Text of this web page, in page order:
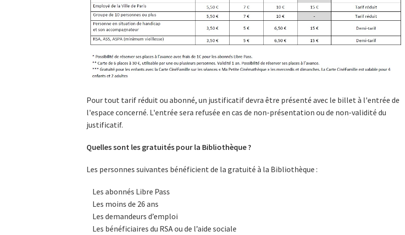
Pour tout tarif réduit ou abonné, un justificatif devra être présenté avec le billet à l'entrée de
l'espace concerné. L'entrée sera refusée en cas de non-présentation ou de non-validité du
justificatif.
Quelles sont les gratuités pour la Bibliothèque ?
Les personnes suivantes bénéficient de la gratuité à la Bibliothèque :
Les abonnés Libre Pass
Les moins de 26 ans
Les demandeurs d’emploi
Les bénéficiaires du RSA ou de l’aide sociale